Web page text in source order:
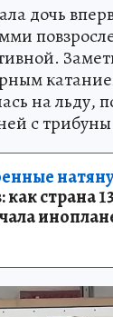
дочь
на льду,
с
страна